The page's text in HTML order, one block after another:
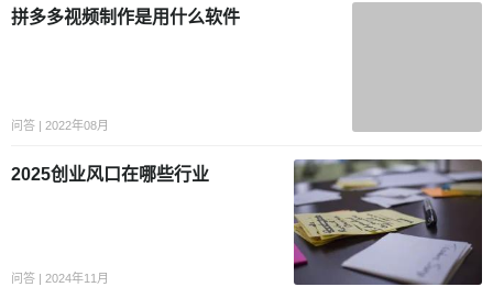
拼多多视频制作是用什么软件
问答 | 2022年08月
2025创业风口在哪些行业
问答 | 2024年11月